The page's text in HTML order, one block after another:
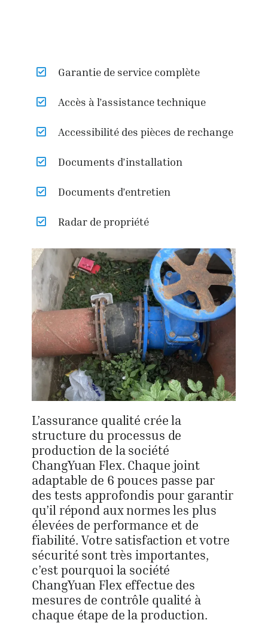
Garantie de service complète
Accès à l’assistance technique
Accessibilité des pièces de rechange
Documents d’installation
Documents d’entretien
Radar de propriété
L’assurance qualité crée la
structure du processus de
production de la société
ChangYuan Flex. Chaque joint
adaptable de 6 pouces passe par
des tests approfondis pour garantir
qu’il répond aux normes les plus
élevées de performance et de
fiabilité. Votre satisfaction et votre
sécurité sont très importantes,
c’est pourquoi la société
ChangYuan Flex effectue des
mesures de contrôle qualité à
chaque étape de la production.